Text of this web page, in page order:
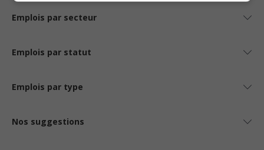
Emplois par secteur
Emplois par statut
Emplois par type
Nos suggestions